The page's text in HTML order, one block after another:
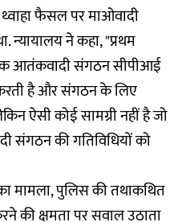
थ्वाहा फैसल पर माओवादी
न्यायालय ने कहा, "प्रथम
एक आतंकवादी संगठन सीपीआई
है और संगठन के लिए
ऐसी कोई सामग्री नहीं है जो
संगठन की गतिविधियों को
मामला, पुलिस की तथाकथित
की क्षमता पर सवाल उठाता